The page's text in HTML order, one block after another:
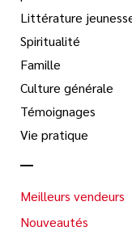
Littérature
Spiritualité
Famille
Culture générale
Témoignages
Vie pratique
Meilleurs vendeurs
Nouveautés